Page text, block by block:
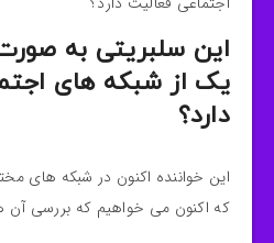
این سلبریتی به
یک از شبکه های
دارد؟
این خواننده اکنون در شبکه های
که اکنون می خواهیم که بررسی آن